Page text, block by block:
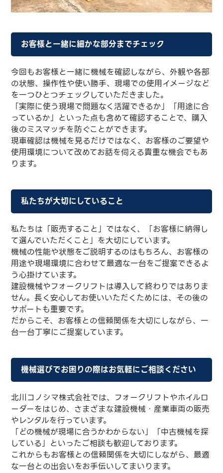
お客様と一緒に細かな部分までチェック
今回もお客様と一緒に機械を確認しながら、外観や各部
の状態、操作性や使い勝手、現場での使用イメージなど
を一つひとつチェックしていただきました。
「実際に使う現場で問題なく活躍できるか」「用途に合
っているか」といった点も含めて確認することで、購入
後のミスマッチを防ぐことができます。
現車確認は機械を見るだけではなく、お客様のご要望や
使用環境について改めてお話を伺える貴重な機会でもあ
ります。
私たちが大切にしていること
私たちは「販売すること」ではなく、「お客様に納得し
て選んでいただくこと」を大切にしています。
機械の性能や状態をご説明するのはもちろん、お客様の
用途や現場環境に合わせて最適な一台をご提案できるよ
う心掛けています。
建設機械やフォークリフトは導入して終わりではありま
せん。長く安心してお使いいただくためには、その後の
サポートも重要です。
だからこそ、お客様との信頼関係を大切にしながら、一
台一台丁寧にご提案しています。
機械選びでお困りの際はお気軽にご相談ください
北川コノシマ株式会社では、フォークリフトやホイルロ
ーダーをはじめ、さまざまな建設機械・産業車両の販売
やレンタルを行っています。
「どの機械が現場に合うかわからない」「中古機械を探
している」といったご相談も歓迎しております。
これからもお客様との信頼関係を大切にしながら、最適
な一台との出会いをお手伝いしてまいります。